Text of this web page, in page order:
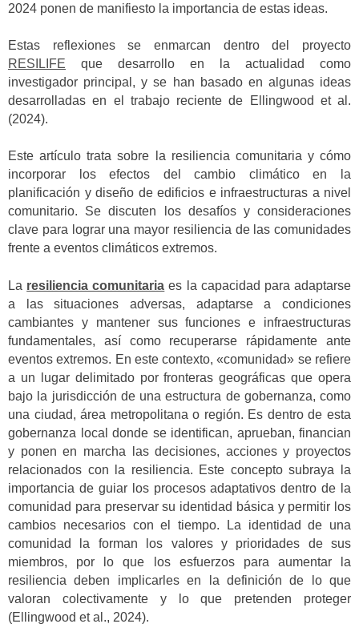
2024 ponen de manifiesto la importancia de estas ideas.
Estas reflexiones se enmarcan dentro del proyecto
RESILIFE que desarrollo en la actualidad como
investigador principal, y se han basado en algunas ideas
desarrolladas en el trabajo reciente de Ellingwood et al.
(2024).
Este artículo trata sobre la resiliencia comunitaria y cómo
incorporar los efectos del cambio climático en la
planificación y diseño de edificios e infraestructuras a nivel
comunitario. Se discuten los desafíos y consideraciones
clave para lograr una mayor resiliencia de las comunidades
frente a eventos climáticos extremos.
La resiliencia comunitaria es la capacidad para adaptarse
a las situaciones adversas, adaptarse a condiciones
cambiantes y mantener sus funciones e infraestructuras
fundamentales, así como recuperarse rápidamente ante
eventos extremos. En este contexto, «comunidad» se refiere
a un lugar delimitado por fronteras geográficas que opera
bajo la jurisdicción de una estructura de gobernanza, como
una ciudad, área metropolitana o región. Es dentro de esta
gobernanza local donde se identifican, aprueban, financian
y ponen en marcha las decisiones, acciones y proyectos
relacionados con la resiliencia. Este concepto subraya la
importancia de guiar los procesos adaptativos dentro de la
comunidad para preservar su identidad básica y permitir los
cambios necesarios con el tiempo. La identidad de una
comunidad la forman los valores y prioridades de sus
miembros, por lo que los esfuerzos para aumentar la
resiliencia deben implicarles en la definición de lo que
valoran colectivamente y lo que pretenden proteger
(Ellingwood et al., 2024).